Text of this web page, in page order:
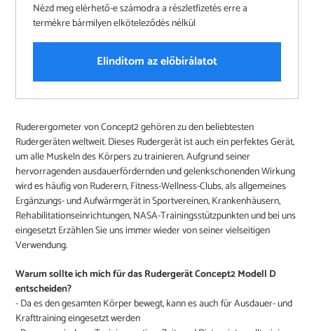
Nézd meg elérhető-e számodra a részletfizetés erre a
termékre bármilyen elköteleződés nélkül
Elindítom az előbírálatot
wird
zum
Warenkorb
hinzugefügt
Ruderergometer von Concept2 gehören zu den beliebtesten
Rudergeräten weltweit. Dieses Rudergerät ist auch ein perfektes Gerät,
um alle Muskeln des Körpers zu trainieren. Aufgrund seiner
hervorragenden ausdauerfördernden und gelenkschonenden Wirkung
wird es häufig von Ruderern, Fitness-Wellness-Clubs, als allgemeines
Ergänzungs- und Aufwärmgerät in Sportvereinen, Krankenhäusern,
Rehabilitationseinrichtungen, NASA-Trainingsstützpunkten und bei uns
eingesetzt Erzählen Sie uns immer wieder von seiner vielseitigen
Verwendung.
Warum sollte ich mich für das Rudergerät Concept2 Modell D
entscheiden?
- Da es den gesamten Körper bewegt, kann es auch für Ausdauer- und
Krafttraining eingesetzt werden